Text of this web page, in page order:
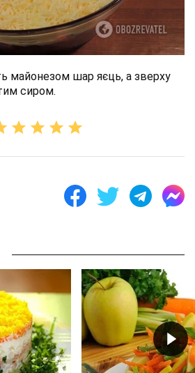
майонезом шар яєць, а зверху
сиром.